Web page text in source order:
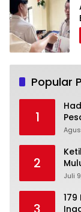
Popular
1
2
Juli
179